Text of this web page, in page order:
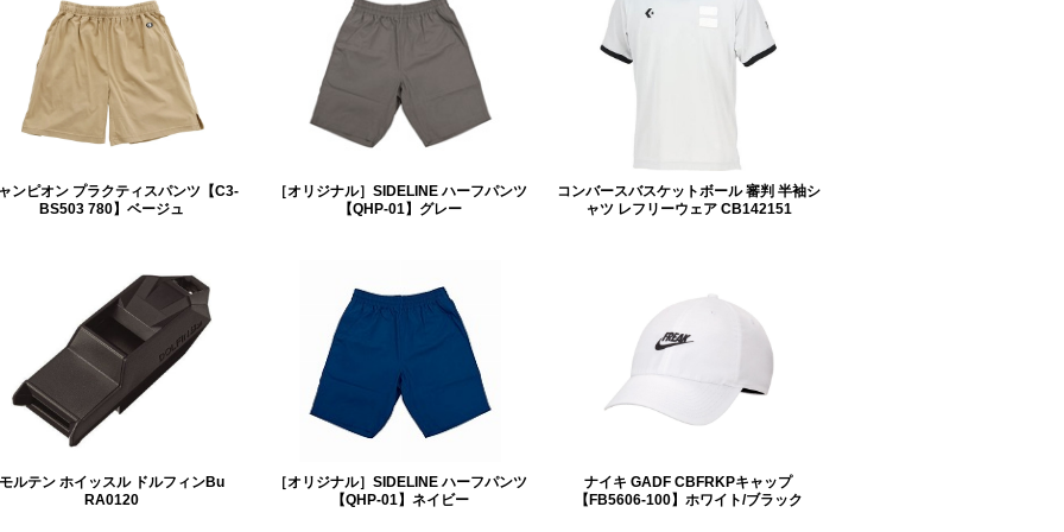
ンピオン プラクティスパンツ【C3-
BS503 780】ベージュ
［オリジナル］SIDELINE ハーフパンツ
【QHP-01】グレー
コンバースバスケットボール 審判 半袖シ
ャツ レフリーウェア CB142151
ルテン ホイッスル ドルフィンBu
RA0120
［オリジナル］SIDELINE ハーフパンツ
【QHP-01】ネイビー
ナイキ GADF CBFRKPキャップ
【FB5606-100】ホワイト/ブラック